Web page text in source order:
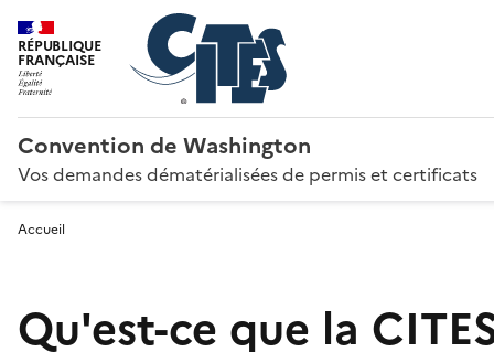
RÉPUBLIQUE
FRANÇAISE
Convention de Washington
Vos demandes dématérialisées de permis et certificats
Accueil
Qu'est-ce que la